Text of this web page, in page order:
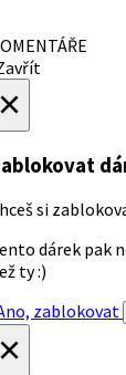
si
dárek pak
ty :)
zablokovat